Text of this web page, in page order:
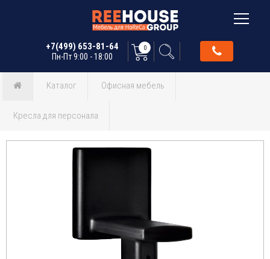
+7(499) 653-81-64
Пн-Пт 9:00 - 18:00
0
Каталог Офисная мебель
Кресла для персонала